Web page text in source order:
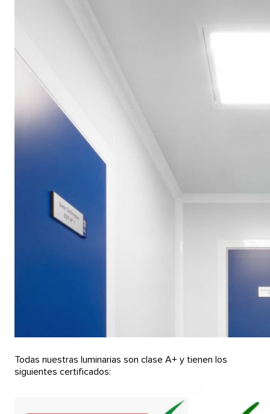
Todas nuestras luminarias son clase A+ y tienen los
siguientes certificados: